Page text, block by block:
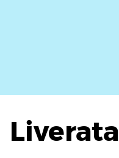
Liverata